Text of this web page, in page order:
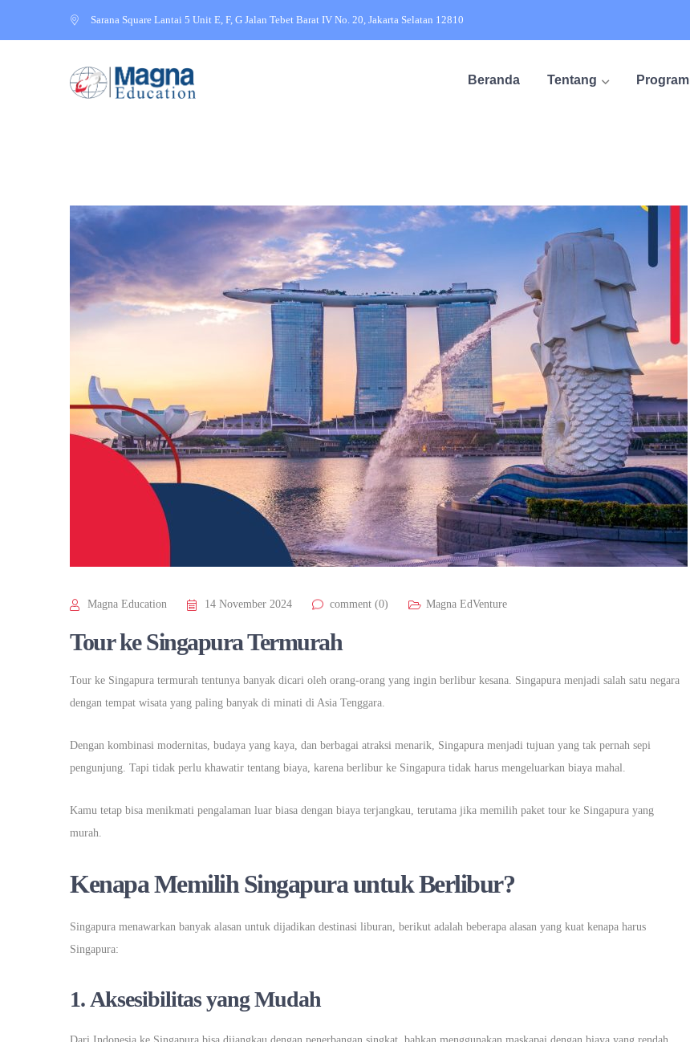
Sarana Square Lantai 5 Unit E, F, G Jalan Tebet Barat IV No. 20, Jakarta Selatan 12810
Beranda Tentang Program
Magna Education 14 November 2024 comment (0) Magna EdVenture
Tour ke Singapura Termurah
Tour ke Singapura termurah tentunya banyak dicari oleh orang-orang yang ingin berlibur kesana. Singapura menjadi salah satu negara
dengan tempat wisata yang paling banyak di minati di Asia Tenggara.
Dengan kombinasi modernitas, budaya yang kaya, dan berbagai atraksi menarik, Singapura menjadi tujuan yang tak pernah sepi
pengunjung. Tapi tidak perlu khawatir tentang biaya, karena berlibur ke Singapura tidak harus mengeluarkan biaya mahal.
Kamu tetap bisa menikmati pengalaman luar biasa dengan biaya terjangkau, terutama jika memilih paket tour ke Singapura yang
murah.
Kenapa Memilih Singapura untuk Berlibur?
Singapura menawarkan banyak alasan untuk dijadikan destinasi liburan, berikut adalah beberapa alasan yang kuat kenapa harus
Singapura:
1.Aksesibilitas yang Mudah